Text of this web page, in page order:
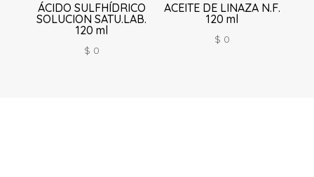
ÁCIDO SULFHÍDRICO
SOLUCION SATU.LAB.
120 ml
$ 0
ACEITE DE LINAZA N.F.
120 ml
$ 0